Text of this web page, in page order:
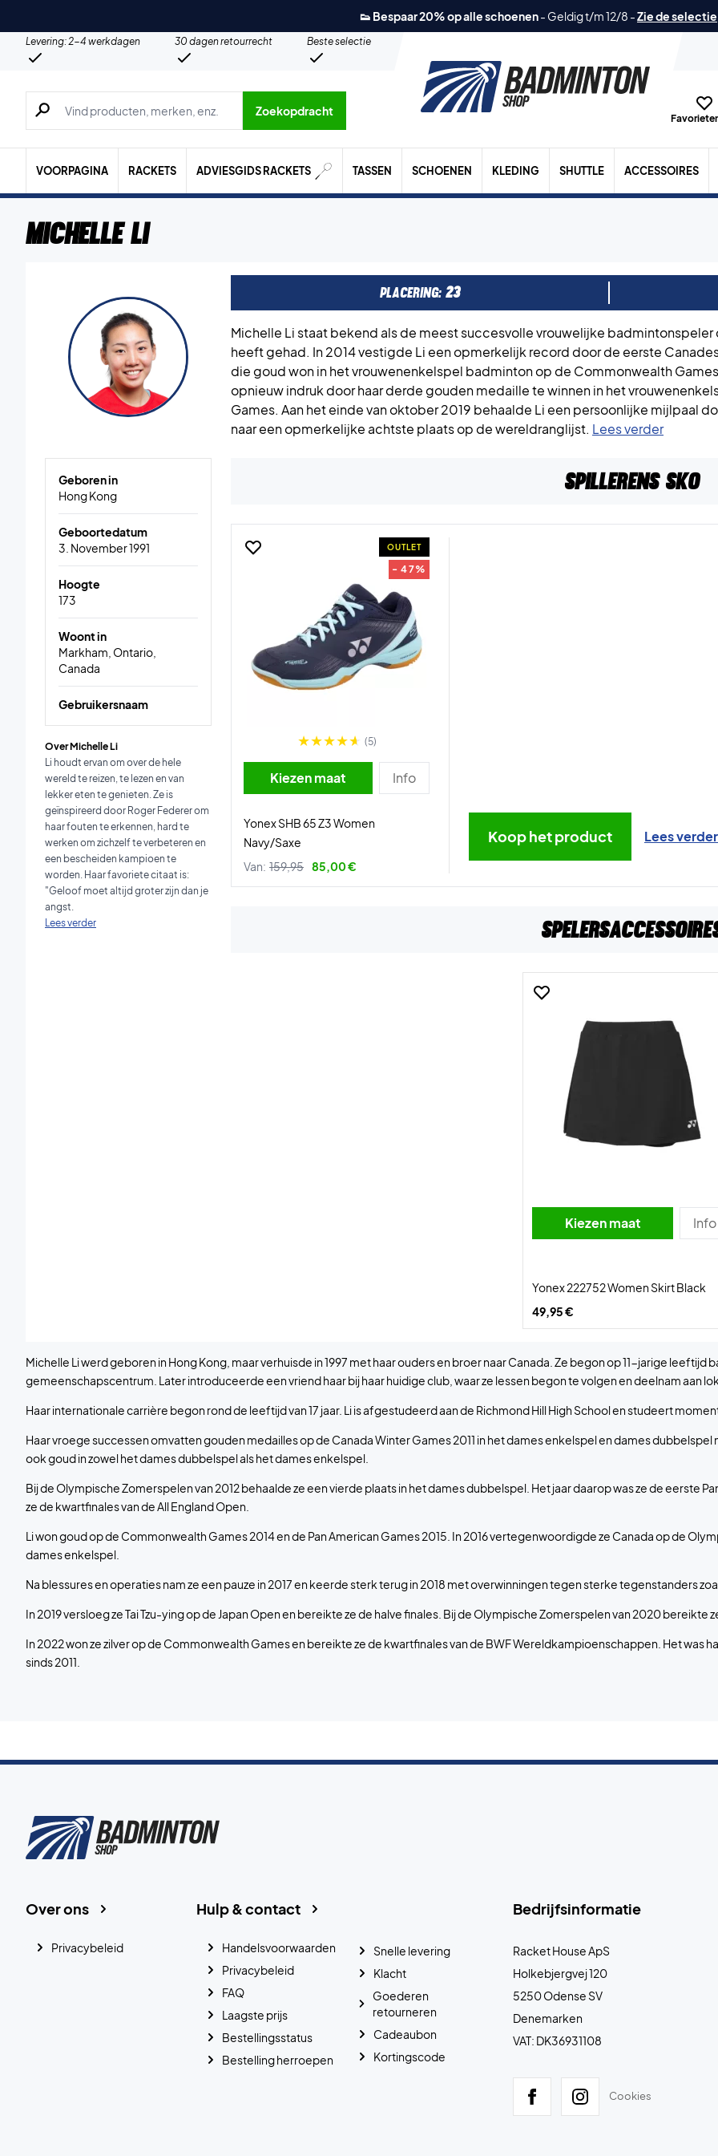
👟 Bespaar 20% op alle schoenen- Geldig t/m 12/8 -Zie de selectie
Levering: 2-4 werkdagen 30 dagen retourrecht Beste selectie
Zoeken naar producten, merken etc.
Zoekopdracht
VOORPAGINA RACKETS ADVIESGIDS RACKETS TASSEN SCHOENEN KLEDING SHUTTLE ACCESSOIRES
Michelle Li
PLACERING: 23
Michelle Li staat bekend als de meest succesvolle vrouwelijke badmintonspeler
heeft gehad. In 2014 vestigde Li een opmerkelijk record door de eerste
die goud won in het vrouwenenkelspel badminton op de Commonwealth
opnieuw indruk door haar derde gouden medaille te winnen in het
Games. Aan het einde van oktober 2019 behaalde Li een persoonlijke mijlpaal
naar een opmerkelijke achtste plaats op de wereldranglijst. Lees verder
Geboren in
Hong Kong
Geboortedatum
3. November 1991
Hoogte
173
Woont in
Markham, Ontario,
Canada
Gebruikersnaam
Over Michelle Li
Li houdt ervan om over de hele
wereld te reizen, te lezen en van
lekker eten te genieten. Ze is
geïnspireerd door Roger Federer om
haar fouten te erkennen, hard te
werken om zichzelf te verbeteren en
een bescheiden kampioen te
worden. Haar favoriete citaat is:
"Geloof moet altijd groter zijn dan je
angst.
Lees verder
Spillerens sko
OUTLET
- 47%
(5)
Kiezen maat Info
Yonex SHB 65 Z3 Women
Navy/Saxe
Van: 159,95 85,00 €
Koop het product Lees verder
Kiezen maat Info
Yonex 222752 Women Skirt Black
49,95 €
Michelle Li werd geboren in Hong Kong, maar verhuisde in 1997 met haar ouders en broer naar Canada. Ze begon op 11-jarige
gemeenschapscentrum. Later introduceerde een vriend haar bij haar huidige club, waar ze lessen begon te volgen en deelnam aan
Haar internationale carrière begon rond de leeftijd van 17 jaar. Li is afgestudeerd aan de Richmond Hill High School en studeert
Haar vroege successen omvatten gouden medailles op de Canada Winter Games 2011 in het dames enkelspel en dames dubbelspel
ook goud in zowel het dames dubbelspel als het dames enkelspel.
Bij de Olympische Zomerspelen van 2012 behaalde ze een vierde plaats in het dames dubbelspel. Het jaar daarop was ze de eerste
ze de kwartfinales van de All England Open.
Li won goud op de Commonwealth Games 2014 en de Pan American Games 2015. In 2016 vertegenwoordigde ze Canada op de
dames enkelspel.
Na blessures en operaties nam ze een pauze in 2017 en keerde sterk terug in 2018 met overwinningen tegen sterke tegenstanders
In 2019 versloeg ze Tai Tzu-ying op de Japan Open en bereikte ze de halve finales. Bij de Olympische Zomerspelen van 2020 bereikte
In 2022 won ze zilver op de Commonwealth Games en bereikte ze de kwartfinales van de BWF Wereldkampioenschappen. Het
sinds 2011.
Bedrijfsinformatie
Racket House ApS
Holkebjergvej 120
5250 Odense SV
Denemarken
VAT: DK36931108
Cookies
Hulp & contact
Handelsvoorwaarden
Privacybeleid
FAQ
Laagste prijs
Bestellingsstatus
Bestelling herroepen
Snelle levering
Klacht
Goederen
retourneren
Cadeaubon
Kortingscode
Over ons
Privacybeleid